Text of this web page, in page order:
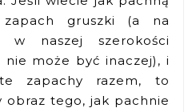
gruszki (a na
naszej szerokości
może być inaczej), i
zapachy razem, to
obraz tego, jak pachnie